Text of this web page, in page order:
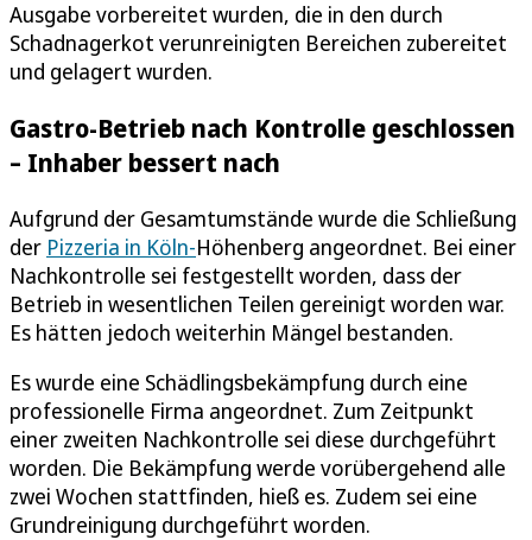
Ausgabe vorbereitet wurden, die in den durch
Schadnagerkot verunreinigten Bereichen zubereitet
und gelagert wurden.
Gastro-Betrieb nach Kontrolle geschlossen
– Inhaber bessert nach
Aufgrund der Gesamtumstände wurde die Schließung
der Pizzeria in Köln-Höhenberg angeordnet. Bei einer
Nachkontrolle sei festgestellt worden, dass der
Betrieb in wesentlichen Teilen gereinigt worden war.
Es hätten jedoch weiterhin Mängel bestanden.
Es wurde eine Schädlingsbekämpfung durch eine
professionelle Firma angeordnet. Zum Zeitpunkt
einer zweiten Nachkontrolle sei diese durchgeführt
worden. Die Bekämpfung werde vorübergehend alle
zwei Wochen stattfinden, hieß es. Zudem sei eine
Grundreinigung durchgeführt worden.